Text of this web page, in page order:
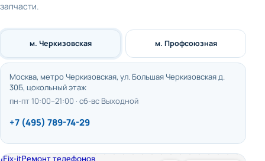
запчасти.
м. Черкизовская
Москва, метро Черкизовская, ул. Большая Черкизовская д.
30Б, цокольный этаж
пн-пт 10:00–21:00 · сб-вс Выходной
+7 (495) 789-74-29
м. Профсоюзная